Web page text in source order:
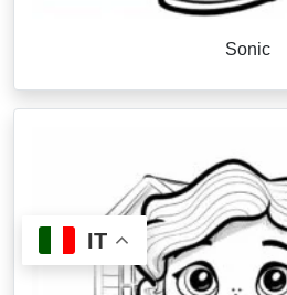
Sonic
IT